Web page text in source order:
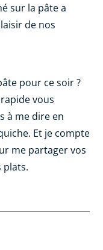
sur la pâte a
de nos
pour ce soir ?
vous
à me dire en
Et je compte
me partager vos
plats.